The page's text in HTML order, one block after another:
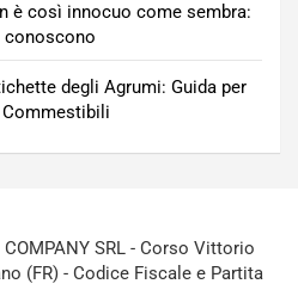
è così innocuo come sembra:
conoscono
degli Agrumi: Guida per
SRL - Corso Vittorio
(FR) - Codice Fiscale e Partita